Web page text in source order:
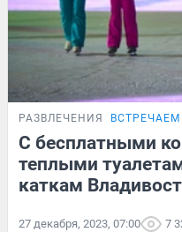
РАЗВЛЕЧЕНИЯ ВСТРЕЧАЕМ
С бесплатными
теплыми
каткам
27 декабря, 2023, 07:00 7